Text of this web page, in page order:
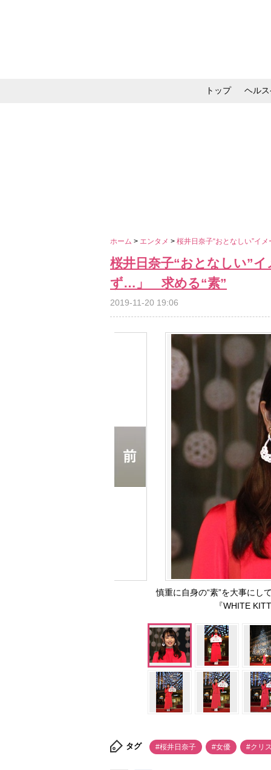
トップ ヘル
ホーム > エンタメ > 桜井日奈子“おとなしい”イ
桜井日奈子“おとなしい”
ず…」 求める“素”
2019-11-20 19:06
慎重に自身の“素”を大事にし
『WHITE
タグ #桜井日奈子 #女優 #クリ